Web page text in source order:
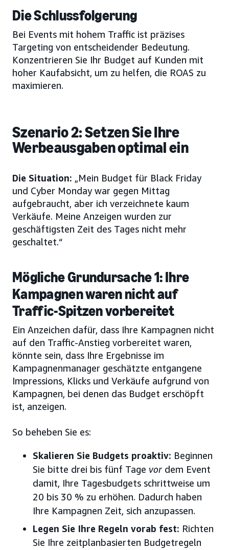
Die Schlussfolgerung
Bei Events mit hohem Traffic ist präzises
Targeting von entscheidender Bedeutung.
Konzentrieren Sie Ihr Budget auf Kunden mit
hoher Kaufabsicht, um zu helfen, die ROAS zu
maximieren.
Szenario 2: Setzen Sie Ihre
Werbeausgaben optimal ein
Die Situation: „Mein Budget für Black Friday
und Cyber Monday war gegen Mittag
aufgebraucht, aber ich verzeichnete kaum
Verkäufe. Meine Anzeigen wurden zur
geschäftigsten Zeit des Tages nicht mehr
geschaltet.“
Mögliche Grundursache 1: Ihre
Kampagnen waren nicht auf
Traffic-Spitzen vorbereitet
Ein Anzeichen dafür, dass Ihre Kampagnen nicht
auf den Traffic-Anstieg vorbereitet waren,
könnte sein, dass Ihre Ergebnisse im
Kampagnenmanager geschätzte entgangene
Impressions, Klicks und Verkäufe aufgrund von
Kampagnen, bei denen das Budget erschöpft
ist, anzeigen.
So beheben Sie es:
Skalieren Sie Budgets proaktiv: Beginnen
Sie bitte drei bis fünf Tage vordem Event
damit, Ihre Tagesbudgets schrittweise um
20 bis 30 % zu erhöhen. Dadurch haben
Ihre Kampagnen Zeit, sich anzupassen.
Legen Sie Ihre Regeln vorab fest: Richten
Sie Ihre zeitplanbasierten Budgetregeln